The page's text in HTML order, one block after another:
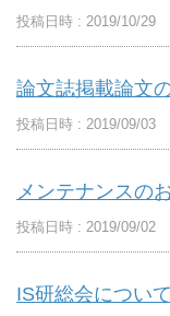
投稿日時 : 2019/10/29
論文誌掲載論文
投稿日時 : 2019/09/03
メンテナンスの
投稿日時 : 2019/09/02
IS研総会につい